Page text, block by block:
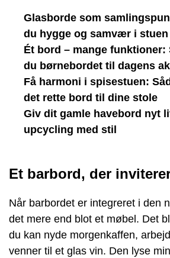
Glasborde som
du hygge og samvær i stuen
Ét bord – mange funktioner:
du børnebordet til dagens
Få harmoni i spisestuen:
det rette bord til dine stole
Giv dit gamle havebord nyt
upcycling med stil
Et barbord, der
Når barbordet er integreret i den
det mere end blot et møbel. Det
du kan nyde morgenkaffen,
venner til et glas vin. Den lyse